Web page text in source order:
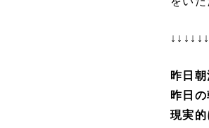
昨日
昨日
現実